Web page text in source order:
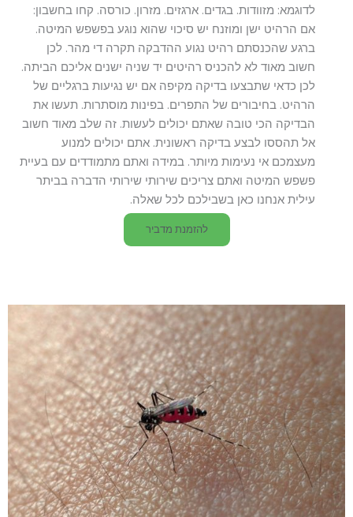
לדוגמא: מזוודות. בגדים. ארגזים. מזרון. כורסה. קחו בחשבון:
אם הרהיט ישן ומוזנח יש סיכוי שהוא נוגע בפשפש המיטה.
ברגע שהכנסתם רהיט נגוע ההדבקה תקרה די מהר. לכן
חשוב מאוד לא להכניס רהיטים יד שניה ישנים אליכם הביתה.
לכן כדאי שתבצעו בדיקה מקיפה אם יש נגיעות ברגליים של
הרהיט. בחיבורים של התפרים. בפינות מוסתרות. תעשו את
הבדיקה הכי טובה שאתם יכולים לעשות. זה שלב מאוד חשוב
אל תהססו לבצע בדיקה ראשונית. אתם יכולים למנוע
מעצמכם אי נעימות מיותר. במידה ואתם מתמודדים עם בעיית
פשפש המיטה ואתם צריכים שירותי שירותי הדברה בביתר
עילית אנחנו כאן בשבילכם לכל שאלה.
להזמנת מדביר